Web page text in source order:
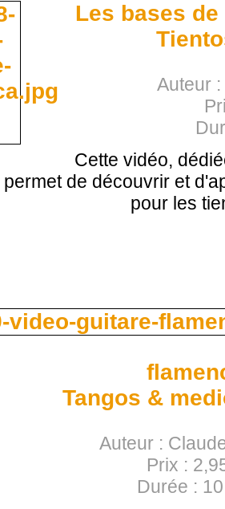
Les bases
Auteur
Cette vidéo,
de découvrir et
pour les
Tangos &
Auteur :
Prix :
Durée :